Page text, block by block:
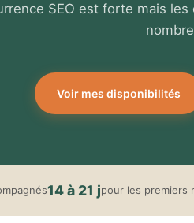
SEO est forte mais
Voir mes disponibilités
14 à 21 jpour les premiers